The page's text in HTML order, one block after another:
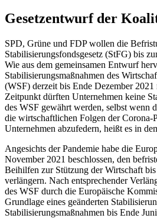
Gesetzentwurf der
SPD, Grüne und FDP wollen die
Stabilisierungsfondsgesetz (StFG) bis
Wie aus dem gemeinsamen Entwurf
Stabilisierungsmaßnahmen des
(WSF) derzeit bis Ende Dezember
Zeitpunkt dürften Unternehmen keine
des WSF gewährt werden, selbst wenn
die wirtschaftlichen Folgen der Corona-
Unternehmen abzufedern, heißt es in
Angesichts der Pandemie habe die
November 2021 beschlossen, den
Beihilfen zur Stützung der Wirtschaft
verlängern. Nach entsprechender
des WSF durch die Europäische
Grundlage eines geänderten
Stabilisierungsmaßnahmen bis Ende